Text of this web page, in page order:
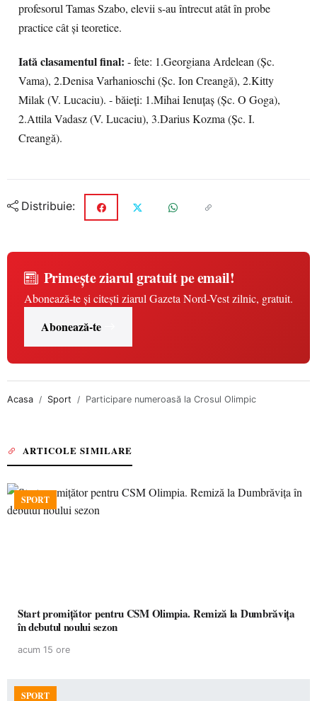
profesorul Tamas Szabo, elevii s-au întrecut atât în probe
practice cât şi teoretice.
Iată clasamentul final: - fete: 1.Georgiana Ardelean (Şc.
Vama), 2.Denisa Varhanioschi (Şc. Ion Creangă), 2.Kitty
Milak (V. Lucaciu). - băieţi: 1.Mihai Ienuţaş (Şc. O Goga),
2.Attila Vadasz (V. Lucaciu), 3.Darius Kozma (Şc. I.
Creangă).
Distribuie:
Primește ziarul gratuit pe email!
Abonează-te și citești ziarul Gazeta Nord-Vest zilnic, gratuit.
Abonează-te
Acasa Sport Participare numeroasă la Crosul Olimpic
ARTICOLE SIMILARE
SPORT
Start promițător pentru CSM Olimpia. Remiză la Dumbrăvița
în debutul noului sezon
acum 15 ore
SPORT